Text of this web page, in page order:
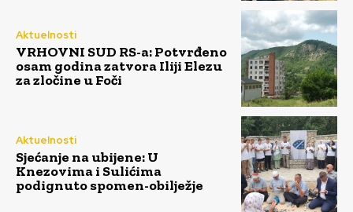
Aktuelnosti
VRHOVNI SUD RS-a: Potvrđeno
osam godina zatvora Iliji Elezu
za zločine u Foči
Aktuelnosti
Sjećanje na ubijene: U
Knezovima i Sulićima
podignuto spomen-obilježje